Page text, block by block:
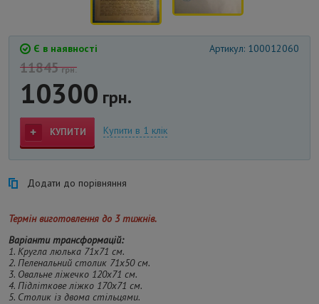
Є в наявності Артикул: 100012060
11845грн.
10300 грн.
КУПИТИ Купити в 1 клік
Додати до порівняння
Термін виготовлення до 3 тижнів.
Варіанти трансформацій:
1. Кругла люлька 71х71 см.
2. Пеленальний столик 71х50 см.
3. Овальне ліжечко 120х71 см.
4. Підліткове ліжко 170х71 см.
5. Столик із двома стільцями.